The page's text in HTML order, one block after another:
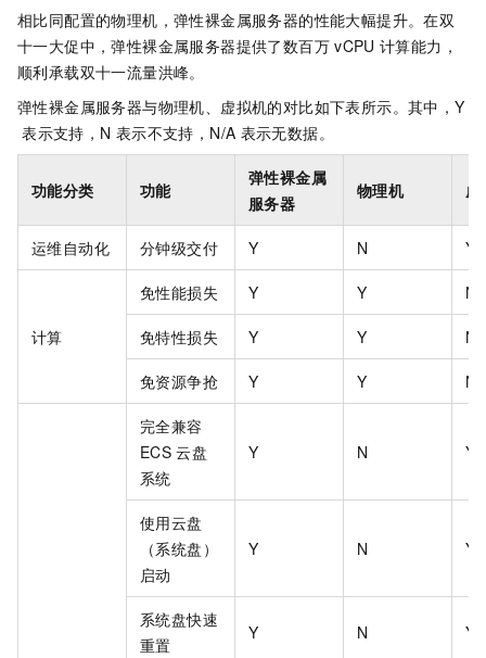
相比同配置的物理机，弹性裸金属服务器的性能大幅提升。在双
十一大促中，弹性裸金属服务器提供了数百万 vCPU 计算能力，
顺利承载双十一流量洪峰。
弹性裸金属服务器与物理机、虚拟机的对比如下表所示。其中，Y
表示支持，N 表示不支持，N/A 表示无数据。
功能分类 功能
弹性裸金属
服务器
物理机 虚
运维自动化 分钟级交付 Y N Y
计算
免性能损失 Y Y N
免特性损失 Y Y N
免资源争抢 Y Y N
完全兼容
ECS 云盘
系统
Y N Y
使用云盘
（系统盘）
启动
Y N Y
系统盘快速
重置
Y N Y